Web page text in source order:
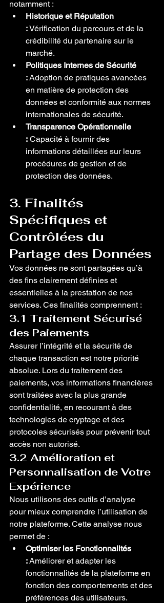
notamment :
Historique et Réputation
: Vérification du parcours et de la
crédibilité du partenaire sur le
marché.
Politiques Internes de Sécurité
: Adoption de pratiques avancées
en matière de protection des
données et conformité aux normes
internationales de sécurité.
Transparence Opérationnelle
: Capacité à fournir des
informations détaillées sur leurs
procédures de gestion et de
protection des données.
3. Finalités
Spécifiques et
Contrôlées du
Partage des Données
Vos données ne sont partagées qu’à
des fins clairement définies et
essentielles à la prestation de nos
services. Ces finalités comprennent :
3.1 Traitement Sécurisé
des Paiements
Assurer l’intégrité et la sécurité de
chaque transaction est notre priorité
absolue. Lors du traitement des
paiements, vos informations financières
sont traitées avec la plus grande
confidentialité, en recourant à des
technologies de cryptage et des
protocoles sécurisés pour prévenir tout
accès non autorisé.
3.2 Amélioration et
Personnalisation de Votre
Expérience
Nous utilisons des outils d’analyse
pour mieux comprendre l’utilisation de
notre plateforme. Cette analyse nous
permet de :
Optimiser les Fonctionnalités
: Améliorer et adapter les
fonctionnalités de la plateforme en
fonction des comportements et des
préférences des utilisateurs.